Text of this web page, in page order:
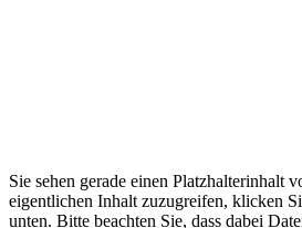
Sie sehen gerade einen Platzhalterinhalt
eigentlichen Inhalt zuzugreifen, klicken
unten. Bitte beachten Sie, dass dabei